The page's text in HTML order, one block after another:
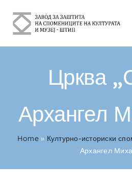
content
За Нас
Културно-историски
Контакт
Црква
Архангел
Home» Културно-историски
Архангел